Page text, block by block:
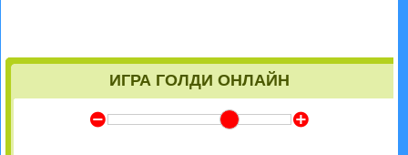
ИГРА ГОЛДИ ОНЛАЙН
Y Z